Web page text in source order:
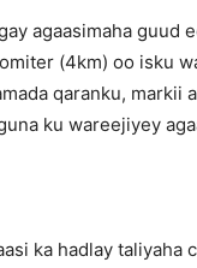
agaasimaha guud
(4km) oo isku
qaranku, markii
ku wareejiyey
ka hadlay